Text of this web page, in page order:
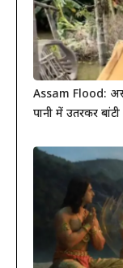
Assam Flood:
पानी में उतरकर बांटी